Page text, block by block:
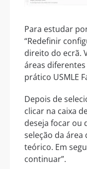
Para estudar
“Redefinir
direito do ecrã.
áreas
prático USMLE
Depois de
clicar na caixa
deseja focar ou
seleção da
teórico. Em
continuar”.